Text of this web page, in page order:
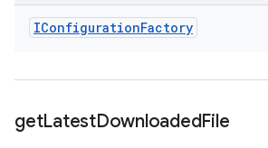
IConfigurationFactory
getLatestDownloadedFile